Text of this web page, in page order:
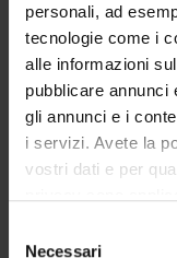
personali, ad
tecnologie come i
alle informazioni
pubblicare annunci
gli annunci e i
i servizi. Avete la
vostri dati e per
modificare o
Necessari
PARTECIPANTI
Marina Bacciconi
Sara Beltrame
Sonia Bertolaso
Barbara Masera